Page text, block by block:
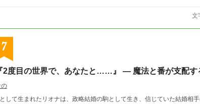
文
7
2度目の世界で、あなたと……』 ― 魔法と番が支配
の
して生まれたリオナは、政略結婚の駒として生き、信じていた結婚相手に裏切